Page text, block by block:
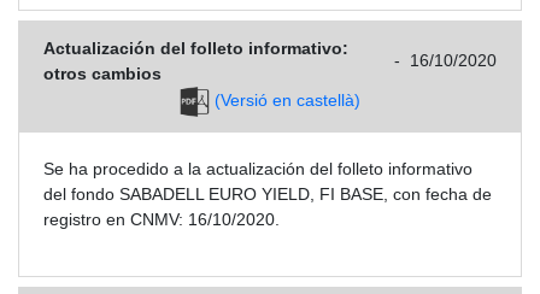
Actualización del folleto informativo:
otros cambios
- 16/10/2020
(Versió en castellà)
Se ha procedido a la actualización del folleto informativo
del fondo SABADELL EURO YIELD, FI BASE, con fecha de
registro en CNMV: 16/10/2020.